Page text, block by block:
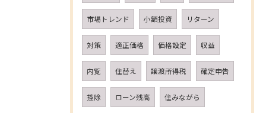
市場トレンド 小額投資 リターン
対策 適正価格 価格設定 収益
内覧 住替え 譲渡所得税 確定申告
控除 ローン残高 住みながら